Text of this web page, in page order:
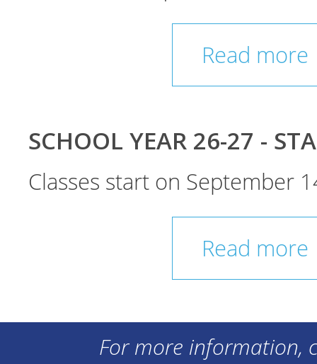
Read more
SCHOOL YEAR 26-27 -
Classes start on September
Read more
For more information,